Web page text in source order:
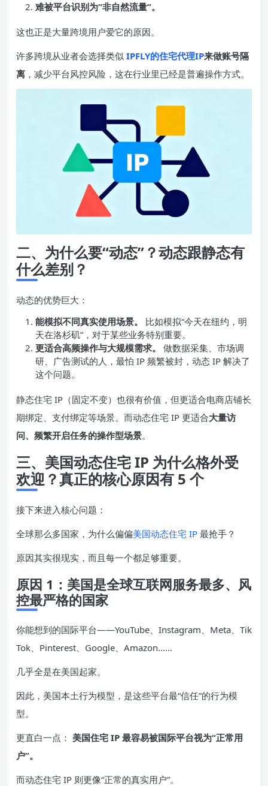
难被平台识别为“非自然流量”。
这也正是大量跨境用户爱它的原因。
许多跨境从业者会选择类似 IPFLY的住宅代理IP来做账号隔
离 ，减少平台风控风险，这在行业里已经是普遍操作方式。
二、为什么要“动态”？动态跟静态有
什么差别？
动态的优势巨大：
能模拟不同真实使用场景。
比如模拟“今天在纽约，明
天在洛杉矶”，对于某些业务特别重要。
更适合高频操作与大规模需求。
做数据采集、市场调
研、广告测试的人，最怕 IP 频繁被封，动态 IP 解决了
这个问题。
静态住宅 IP（固定不变）也很有价值，但更适合电商店铺长
期绑定、支付绑定等场景。而动态住宅 IP 更适合大量访
问、频繁开启任务的操作型场景。
三、美国动态住宅 IP 为什么格外受
欢迎？真正的核心原因有 5 个
接下来进入核心问题：
全球那么多国家，为什么偏偏美国动态住宅 IP 最抢手？
原因其实很现实，而且每一个都足够重要。
原因 1：美国是全球互联网服务最多、风
控最严格的国家
你能想到的国际平台——YouTube、Instagram、Meta、Tik
Tok、Pinterest、Google、Amazon……
几乎全是在美国起家。
因此，美国本土行为模型，是这些平台最“信任”的行为模
型。
更直白一点： 美国住宅 IP 最容易被国际平台视为“正常用
户”。
而动态住宅 IP 则更像“正常的真实用户”。